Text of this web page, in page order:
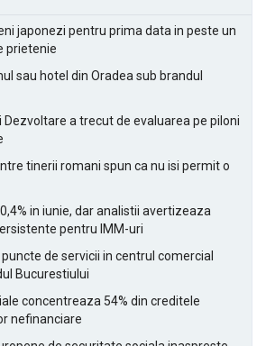
japonezi pentru prima data in peste un
prietenie
sau hotel din Oradea sub brandul
Dezvoltare a trecut de evaluarea pe piloni
tinerii romani spun ca nu isi permit o
in iunie, dar analistii avertizeaza
pentru IMM-uri
puncte de servicii in centrul comercial
Bucurestiului
concentreaza 54% din creditele
nefinanciare